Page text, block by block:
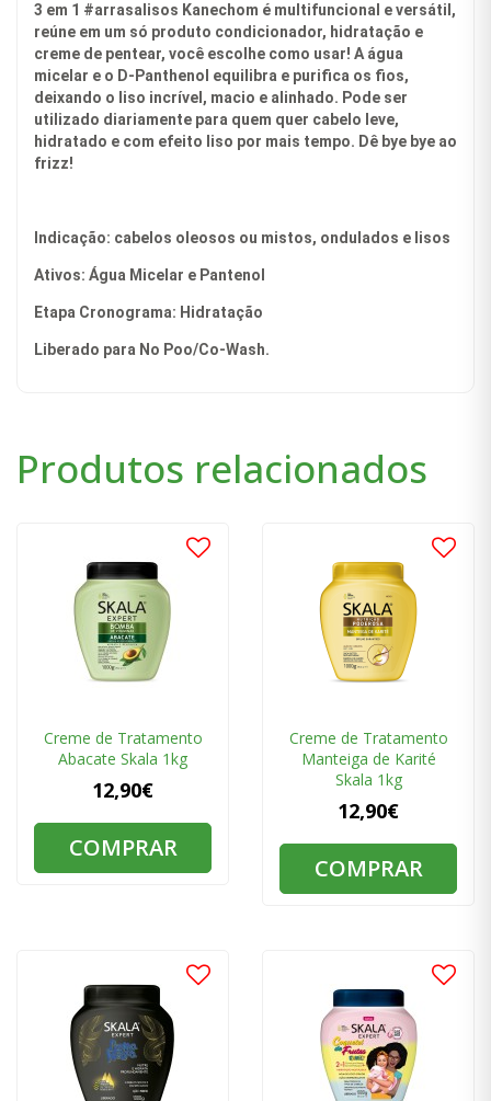
3 em 1 #arrasalisos Kanechom é multifuncional e versátil,
reúne em um só produto condicionador, hidratação e
creme de pentear, você escolhe como usar! A água
micelar e o D-Panthenol equilibra e purifica os fios,
deixando o liso incrível, macio e alinhado. Pode ser
utilizado diariamente para quem quer cabelo leve,
hidratado e com efeito liso por mais tempo. Dê bye bye ao
frizz!
Indicação: cabelos oleosos ou mistos, ondulados e lisos
Ativos: Água Micelar e Pantenol
Etapa Cronograma: Hidratação
Liberado para No Poo/Co-Wash.
Produtos relacionados
Creme de Tratamento
Abacate Skala 1kg
12,90€
COMPRAR
Creme de Tratamento
Manteiga de Karité
Skala 1kg
12,90€
COMPRAR